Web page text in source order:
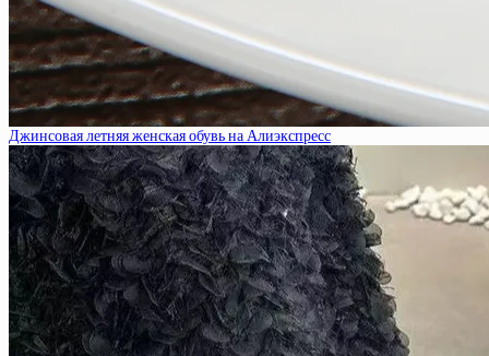
Джинсовая летняя женская обувь на Алиэкспресс